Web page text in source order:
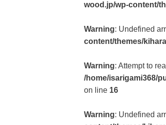
wood.jp/wp-content/
Warning: Undefined
content/themes/
Warning: Attempt to
/home/isarigami368/
on line 16
Warning: Undefined